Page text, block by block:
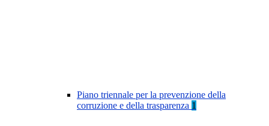
Piano triennale per la prevenzione della
corruzione e della trasparenza 1